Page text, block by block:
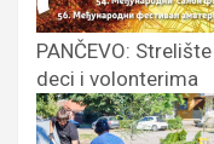
PANČEVO:
deci i volonterima